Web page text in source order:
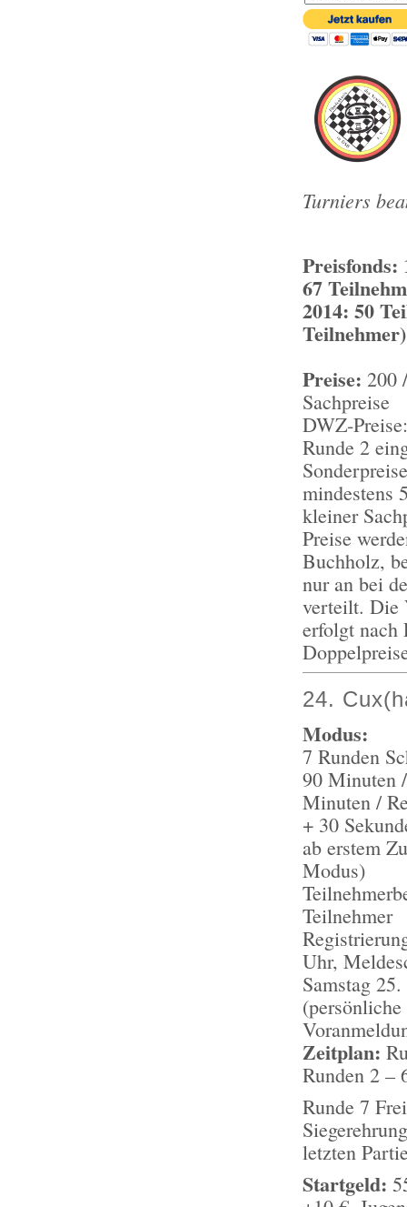
Turniers
Preisfonds:
67
2014: 50
Teilnehmer)
Preise: 200
Sachpreise
DWZ-
Runde 2
mindestens
kleiner
Preise
Buchholz,
nur an bei
verteilt. Die
erfolgt nach
24.
Modus:
7 Runden
90 Minuten
Minuten /
+ 30
ab erstem
Modus)
Teilnehmer
Uhr,
Samstag
Zeitplan:
Runden 2 –
Runde 7
letzten
Startgeld: